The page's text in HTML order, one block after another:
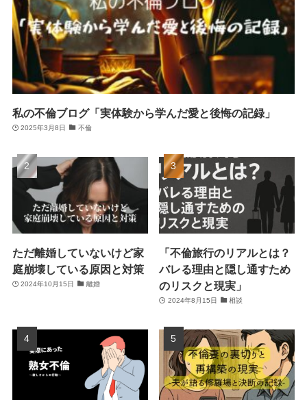
私の不倫ブログ「実体験から学んだ愛と後悔の記録」
2025年3月8日 不倫
ただ離婚していないけど家
庭崩壊している原因と対策
2024年10月15日 離婚
「不倫旅行のリアルとは？
バレる理由と隠し通すため
のリスクと現実」
2024年8月15日 相談